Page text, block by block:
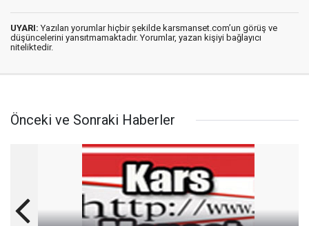
UYARI: Yazılan yorumlar hiçbir şekilde karsmanset.com’un görüş ve
düşüncelerini yansıtmamaktadır. Yorumlar, yazan kişiyi bağlayıcı
niteliktedir.
Önceki ve Sonraki Haberler